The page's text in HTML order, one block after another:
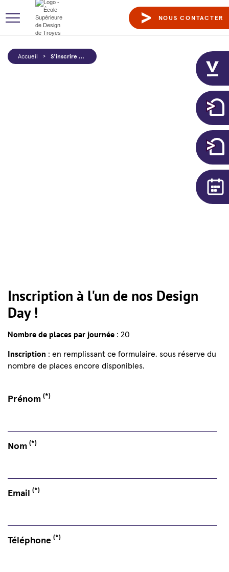
NOUS CONTACTER
Accueil > S’inscrire à un Design day
Inscription à l'un de nos Design
Day !
Nombre de places par journée : 20
Inscription : en remplissant ce formulaire, sous réserve du
nombre de places encore disponibles.
Prénom (*)
Nom (*)
Email (*)
Téléphone (*)